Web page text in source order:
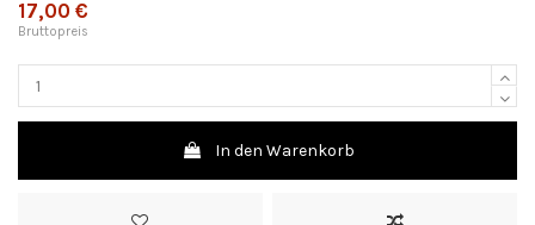
17,00 €
Bruttopreis
In den Warenkorb